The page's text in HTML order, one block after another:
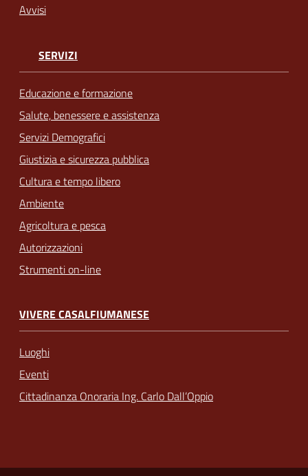
Avvisi
SERVIZI
Educazione e formazione
Salute, benessere e assistenza
Servizi Demografici
Giustizia e sicurezza pubblica
Cultura e tempo libero
Ambiente
Agricoltura e pesca
Autorizzazioni
Strumenti on-line
VIVERE CASALFIUMANESE
Luoghi
Eventi
Cittadinanza Onoraria Ing. Carlo Dall’Oppio